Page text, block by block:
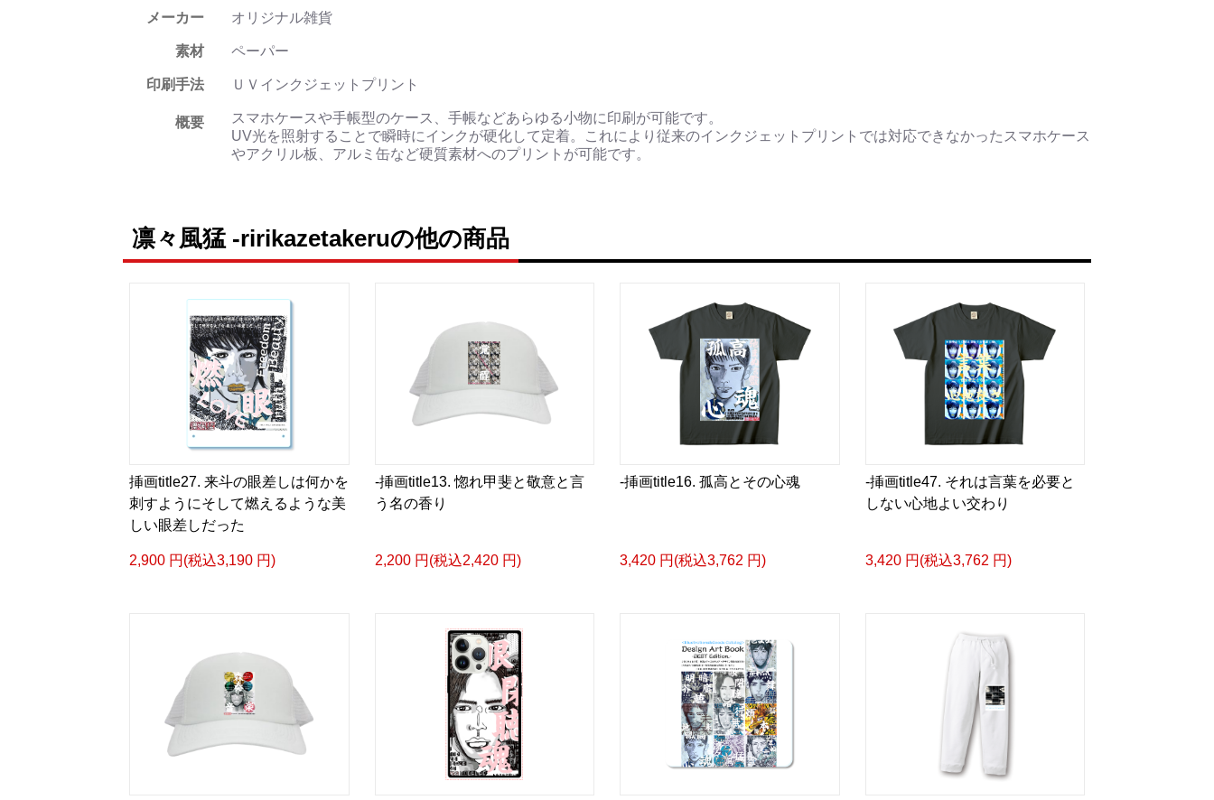
日本語版: https://amzn.asia/d/7GbUq3Z
英語版: https://amzn.asia/d/eLvAyy5
＜小説/絵本版＞ 凛々風猛 -ririkazetakeru
英語版: https://amzn.asia/d/8u7Cebe
＿＿＿＿＿＿＿＿＿＿＿＿＿＿＿＿＿＿＿＿＿＿
▶︎刺すように燃えるような眼差しは [+挿画51作品版]
＜著者: 絵本/挿画作成＞ 凛々風 猛 -リリカゼタケル
日本語版: https://amzn.asia/d/8oNk92Q
英語版: https://amzn.asia/d/gDGn5nK
小説 [弛まぬ言霊]
日本語版: https://amzn.asia/d/1pxD3g4
小説 [弛まぬ言霊] 挿画&グッズカタログ
<デザイン画集:Comics Style Version.>
＜著者:挿画作成＞ 凛々風 猛 -リリカゼタケル
メーカー オリジナル雑貨
素材 ペーパー
印刷手法 ＵＶインクジェットプリント
概要
スマホケースや手帳型のケース、手帳などあらゆる小物に印刷が可能です。
UV光を照射することで瞬時にインクが硬化して定着。これにより従来のインクジェットプリントでは対応できなかったスマホケース
やアクリル板、アルミ缶など硬質素材へのプリントが可能です。
凛々風猛 -ririkazetakeruの他の商品
挿画title27. 来斗の眼差しは何かを
刺すようにそして燃えるような美
しい眼差しだった
2,900 円(税込3,190 円)
-挿画title13. 惚れ甲斐と敬意と言
う名の香り
2,200 円(税込2,420 円)
-挿画title16. 孤高とその心魂
3,420 円(税込3,762 円)
-挿画title47. それは言葉を必要と
しない心地よい交わり
3,420 円(税込3,762 円)